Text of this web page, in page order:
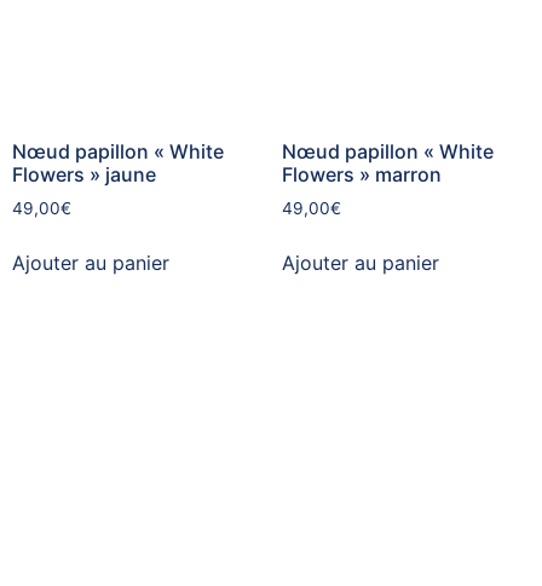
Nœud papillon « White
Flowers » jaune
49,00€
Ajouter au panier
Nœud papillon « White
Flowers » marron
49,00€
Ajouter au panier